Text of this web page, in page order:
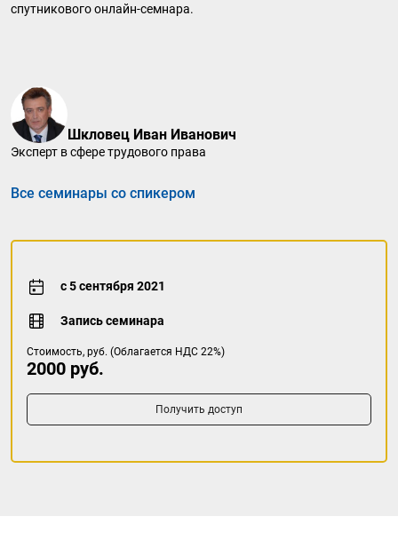
спутникового онлайн-семнара.
Шкловец Иван Иванович
Эксперт в сфере трудового права
Все семинары со спикером
с 5 сентября 2021
Запись семинара
Стоимость, руб. (Облагается НДС 22%)
2000 руб.
Получить доступ